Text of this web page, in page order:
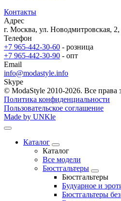
Контакты
Адрес
г. Москва, ул. Новодмитровская, 2,
Телефон
+7 965-442-30-60 - розница
+7 965-442-30-90 - опт
Email
info@modastyle.info
Skype
© ModaStyle 2010-2026. Все
Политика конфиденциальности
Пользовательское соглашение
Made by UNKle
Каталог
Каталог
Все модели
Бюстгальтеры
Бюстгальтеры
Будуарное и
Бюстгальтеры